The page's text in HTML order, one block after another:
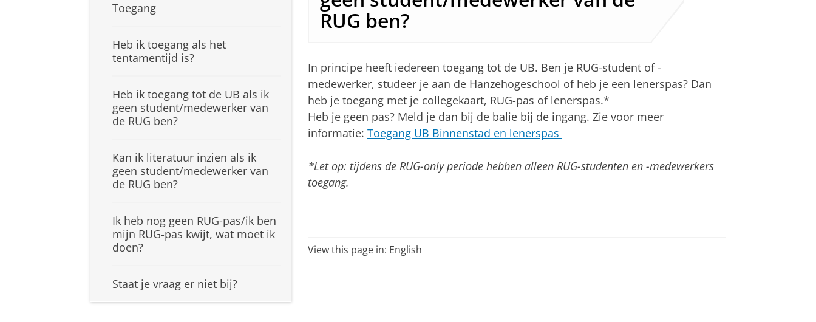
Toegang
Heb ik toegang als het
tentamentijd is?
Heb ik toegang tot de UB als ik
geen student/medewerker van
de RUG ben?
Kan ik literatuur inzien als ik
geen student/medewerker van
de RUG ben?
Ik heb nog geen RUG-pas/ik ben
mijn RUG-pas kwijt, wat moet ik
doen?
Staat je vraag er niet bij?
RUG ben?
In principe heeft iedereen toegang tot de UB. Ben je RUG-student of -
medewerker, studeer je aan de Hanzehogeschool of heb je een lenerspas? Dan
heb je toegang met je collegekaart, RUG-pas of lenerspas.*
Heb je geen pas? Meld je dan bij de balie bij de ingang. Zie voor meer
informatie: Toegang UB Binnenstad en lenerspas
*Let op: tijdens de RUG-only periode hebben alleen RUG-studenten en -medewerkers
toegang.
View this page in: English